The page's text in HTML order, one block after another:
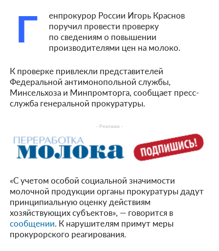
Г
енпрокурор России Игорь Краснов
поручил провести проверку
по сведениям о повышении
производителями цен на молоко.
К проверке привлекли представителей
Федеральной антимонопольной службы,
Минсельхоза и Минпромторга, сообщает пресс-
служба генеральной прокуратуры.
- Реклама -
«С учетом особой социальной значимости
молочной продукции органы прокуратуры дадут
принципиальную оценку действиям
хозяйствующих субъектов», — говорится в
сообщении. К нарушителям примут меры
прокурорского реагирования.